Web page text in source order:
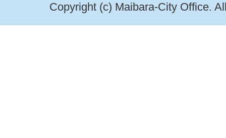
Copyright (c) Maibara-City Office.